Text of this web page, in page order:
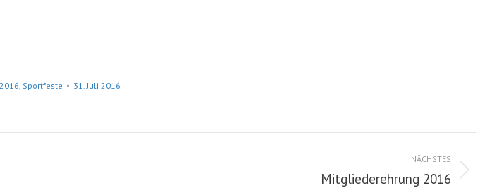
, Sportfeste 31. Juli 2016
NÄCHSTES
Mitgliederehrung 2016